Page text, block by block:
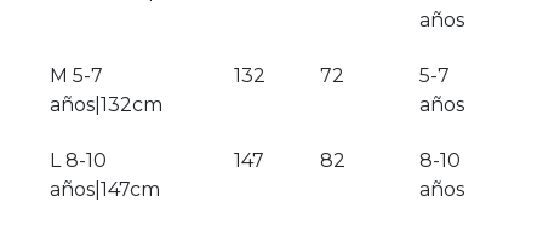
años
M 5-7
años|132cm
132 72
5-7
años
L 8-10
años|147cm
147 82
8-10
años